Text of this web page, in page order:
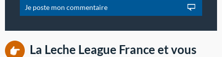
La Leche League France et vous